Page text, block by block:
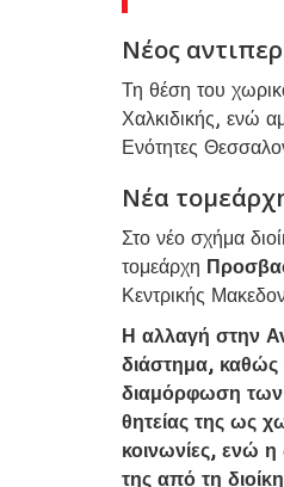
Νέος
Τη θέση του
Χαλκιδικής, ενώ
Ενότητες
Νέα
Στο νέο σχήμα
τομεάρχη
Κεντρικής
Η αλλαγή στην
διάστημα, καθώς
διαμόρφωση των
θητείας της ως
κοινωνίες, ενώ
της από τη